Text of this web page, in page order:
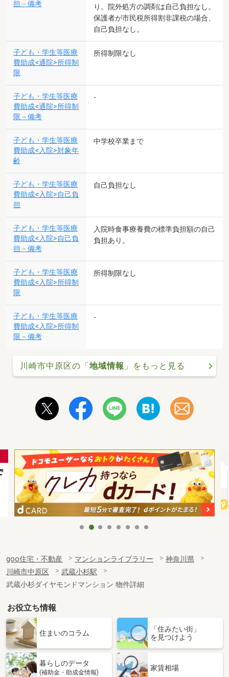
担－備考
り。院外処方の調剤は自己負担なし。
保護者が市民税所得割非課税の場合、
自己負担なし。
子ども・学生等医療
費助成<通院>所得制
限
所得制限なし
子ども・学生等医療
費助成<通院>所得制
限－備考
-
子ども・学生等医療
費助成<入院>対象年
齢
中学校卒業まで
子ども・学生等医療
費助成<入院>自己負
担
自己負担なし
子ども・学生等医療
費助成<入院>自己負
担－備考
入院時食事療養費の標準負担額の自己
負担あり。
子ども・学生等医療
費助成<入院>所得制
限
所得制限なし
子ども・学生等医療
費助成<入院>所得制
限－備考
-
川崎市中原区の「地域情報 」をもっと見る
goo住宅・不動産 マンションライブラリー
神奈川県
川崎市中原区
武蔵小杉駅
武蔵小杉ダイヤモンドマンション 物件詳細
お役立ち情報
住まいのコラム
「住みたい街」
を見つけよう
暮らしのデータ
(補助金・助成金情報)
家賃相場